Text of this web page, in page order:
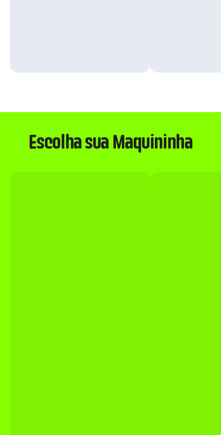
Escolha sua Maquininha